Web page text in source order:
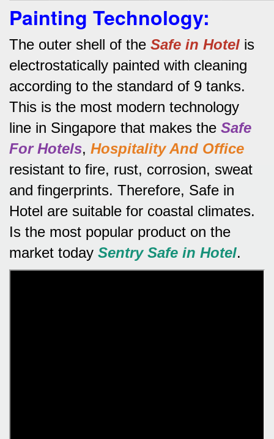
Painting Technology:
The outer shell of the Safe in Hotel is
electrostatically painted with cleaning
according to the standard of 9 tanks.
This is the most modern technology
line in Singapore that makes the Safe
For Hotels, Hospitality And Office
resistant to fire, rust, corrosion, sweat
and fingerprints. Therefore, Safe in
Hotel are suitable for coastal climates.
Is the most popular product on the
market today Sentry Safe in Hotel.